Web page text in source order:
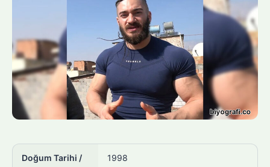
Doğum Tarihi /
1998